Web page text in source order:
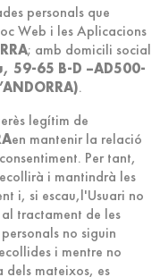
personals que
Web i les Aplicacions
; amb domicili social
59-65 B-D –AD500-
.
legítim de
en mantenir la relació
Per tant,
i mantindrà les
i, si escau,l'Usuari no
tractament de les
no siguin
i mentre no
dels mateixos, es